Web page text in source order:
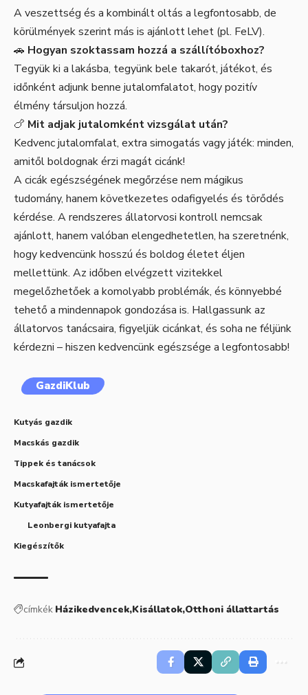
A veszettség és a kombinált oltás a legfontosabb, de
körülmények szerint más is ajánlott lehet (pl. FeLV).
🚗 Hogyan szoktassam hozzá a szállítóboxhoz?
Tegyük ki a lakásba, tegyünk bele takarót, játékot, és
időnként adjunk benne jutalomfalatot, hogy pozitív
élmény társuljon hozzá.
🍗 Mit adjak jutalomként vizsgálat után?
Kedvenc jutalomfalat, extra simogatás vagy játék: minden,
amitől boldognak érzi magát cicánk!
A cicák egészségének megőrzése nem mágikus
tudomány, hanem következetes odafigyelés és törődés
kérdése. A rendszeres állatorvosi kontroll nemcsak
ajánlott, hanem valóban elengedhetetlen, ha szeretnénk,
hogy kedvencünk hosszú és boldog életet éljen
mellettünk. Az időben elvégzett vizitekkel
megelőzhetőek a komolyabb problémák, és könnyebbé
tehető a mindennapok gondozása is. Hallgassunk az
állatorvos tanácsaira, figyeljük cicánkat, és soha ne féljünk
kérdezni – hiszen kedvencünk egészsége a legfontosabb!
GazdiKlub
Kutyás gazdik
Macskás gazdik
Tippek és tanácsok
Macskafajták ismertetője
Kutyafajták ismertetője
Leonbergi kutyafajta
Kiegészítők
címkék Házikedvencek Kisállatok Otthoni állattartás